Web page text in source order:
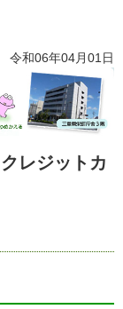
令和06年04月01日
レジットカ